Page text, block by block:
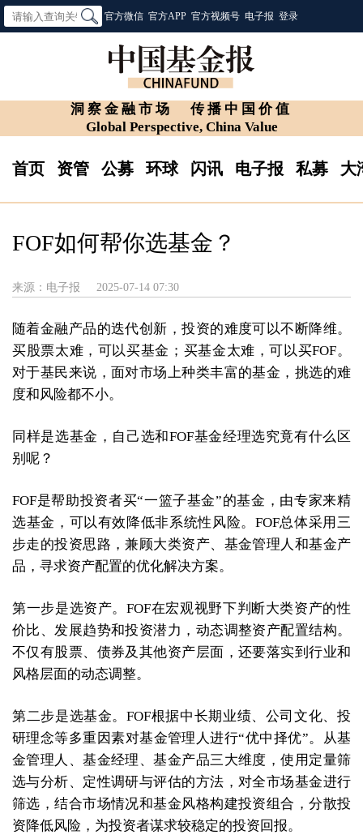
官方微信 官方APP 官方视频号 电子报 登录
洞察金融市场
传播中国价值
Global Perspective, China Value
首页 资管 公募 环球 闪讯 电子报 私募 大
FOF如何帮你选基金？
来源：电子报 2025-07-14 07:30
随着金融产品的迭代创新，投资的难度可以不断降维。
买股票太难，可以买基金；买基金太难，可以买FOF。
对于基民来说，面对市场上种类丰富的基金，挑选的难
度和风险都不小。
同样是选基金，自己选和FOF基金经理选究竟有什么区
别呢？
FOF是帮助投资者买“一篮子基金”的基金，由专家来精
选基金，可以有效降低非系统性风险。FOF总体采用三
步走的投资思路，兼顾大类资产、基金管理人和基金产
品，寻求资产配置的优化解决方案。
第一步是选资产。FOF在宏观视野下判断大类资产的性
价比、发展趋势和投资潜力，动态调整资产配置结构。
不仅有股票、债券及其他资产层面，还要落实到行业和
风格层面的动态调整。
第二步是选基金。FOF根据中长期业绩、公司文化、投
研理念等多重因素对基金管理人进行“优中择优”。从基
金管理人、基金经理、基金产品三大维度，使用定量筛
选与分析、定性调研与评估的方法，对全市场基金进行
筛选，结合市场情况和基金风格构建投资组合，分散投
资降低风险，为投资者谋求较稳定的投资回报。